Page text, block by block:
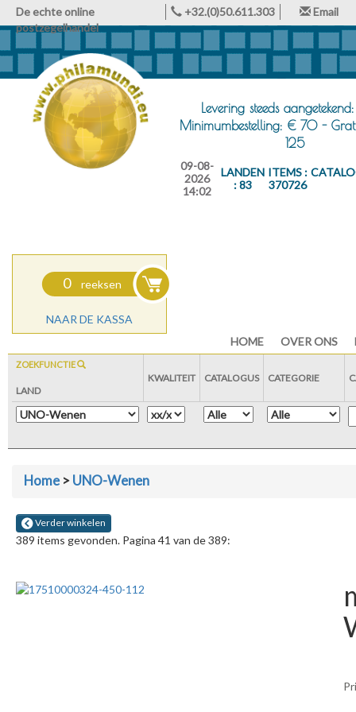
De echte online
postzegelhandel
+32.(0)50.611.303 Email
Levering steeds
Minimumbestelling: € 70 -
125
09-08-
2026
14:02
LANDEN
: 83
ITEMS :
370726
0 reeksen
NAAR DE KASSA
HOME
OVER ONS
ZOEKFUNCTIE
LAND
KWALITEIT CATALOGUS CATEGORIE
Home>UNO-Wenen
Verder winkelen
389 items gevonden. Pagina 41 van de 389: